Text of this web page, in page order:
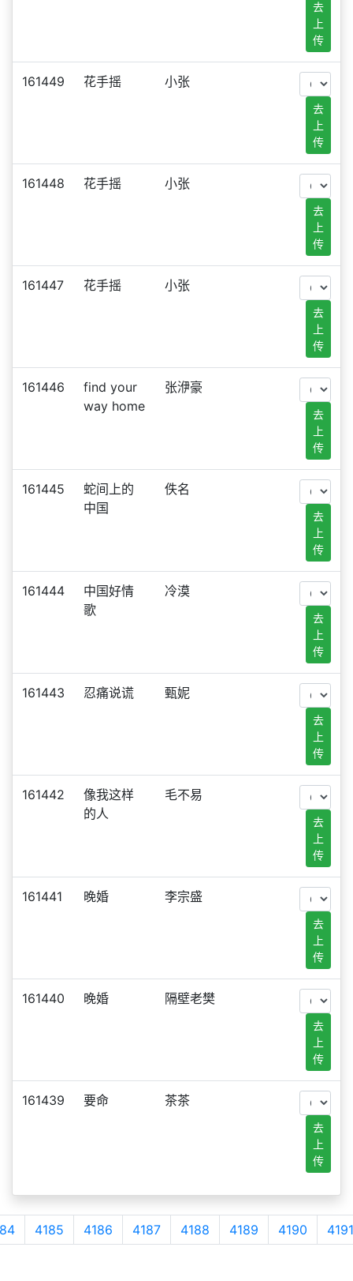
去
上
传
161449 花手摇 小张
去
上
传
161448 花手摇 小张
去
上
传
161447 花手摇 小张
去
上
传
161446
find your
way home
张洢豪
去
上
传
161445
蛇间上的
中国
佚名
去
上
传
161444
中国好情
歌
冷漠
去
上
传
161443 忍痛说谎 甄妮
去
上
传
161442
像我这样
的人
毛不易
去
上
传
161441 晚婚 李宗盛
去
上
传
161440 晚婚 隔壁老樊
去
上
传
161439 要命 茶茶
去
上
传
4185 4186 4187 4188 4189 4190 4191